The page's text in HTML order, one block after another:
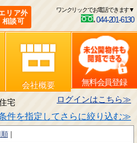
リア外
相談可
ワンクリックでお電話できます▼
044-201-6130
会社概要
無料会員登録
ログインはこちら≫
宅
件を指定してさらに絞り込む≫
順